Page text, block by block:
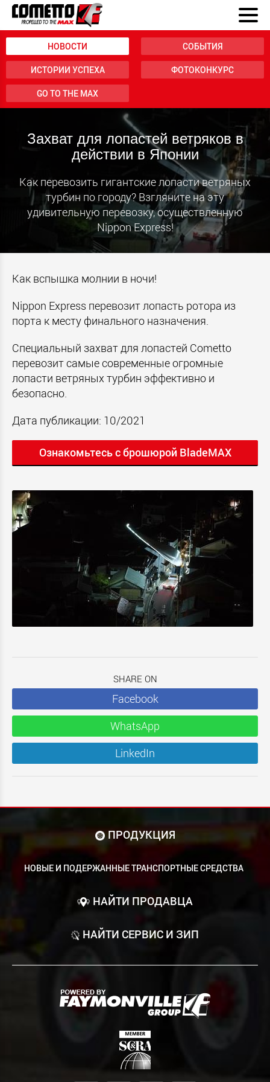
НОВОСТИ СОБЫТИЯ
ИСТОРИИ УСПЕХА ФОТОКОНКУРС
GO TO THE MAX
Захват для лопастей ветряков в
действии в Японии
Как перевозить гигантские лопасти ветряных
турбин по городу? Взгляните на эту
удивительную перевозку, осуществленную
Nippon Express!
Как вспышка молнии в ночи!
Nippon Express перевозит лопасть ротора из
порта к месту финального назначения.
Специальный захват для лопастей Cometto
перевозит самые современные огромные
лопасти ветряных турбин эффективно и
безопасно.
Дата публикации: 10/2021
Ознакомьтесь с брошюрой BladeMAX
SHARE ON
Facebook
WhatsApp
LinkedIn
ПРОДУКЦИЯ
НОВЫЕ И ПОДЕРЖАННЫЕ ТРАНСПОРТНЫЕ СРЕДСТВА
НАЙТИ ПРОДАВЦА
НАЙТИ СЕРВИС И ЗИП